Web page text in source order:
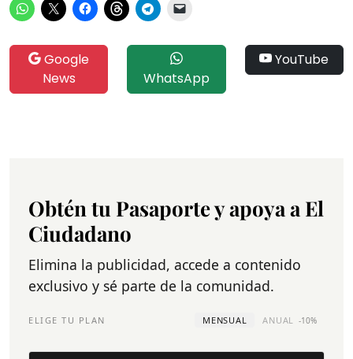
Google
News
WhatsApp
YouTube
Obtén tu Pasaporte y apoya a El
Ciudadano
Elimina la publicidad, accede a contenido
exclusivo y sé parte de la comunidad.
ELIGE TU PLAN MENSUAL ANUAL -10%